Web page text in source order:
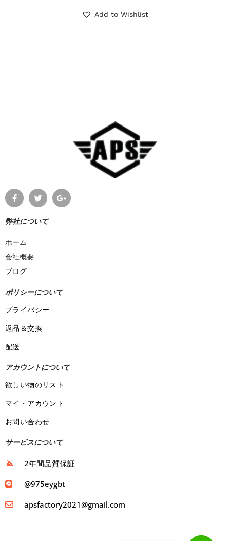
Add to Wishlist
弊社について
ホーム
会社概要
ブログ
ポリシーについて
プライバシー
返品＆交換
配送
アカウントについて
欲しい物のリスト
マイ・アカウント
お問い合わせ
サービスについて
2年間品質保証
@975eygbt
apsfactory2021@gmail.com